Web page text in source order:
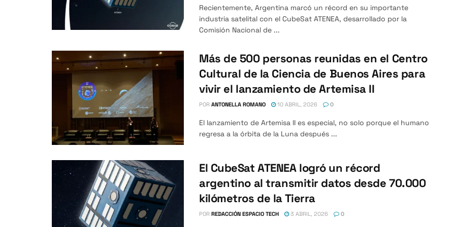
Recientemente, Argentina marcó un récord en su importante
industria satelital con el CubeSat ATENEA, desarrollado por la
Comisión Nacional de ...
Más de 500 personas reunidas en el Centro
Cultural de la Ciencia de Buenos Aires para
vivir el lanzamiento de Artemisa II
POR ANTONELLA ROMANO 10 ABRIL, 2026 0
El lanzamiento de Artemisa II es especial, no solo porque el humano
regresa a la órbita de la Luna después ...
El CubeSat ATENEA logró un récord
argentino al transmitir datos desde 70.000
kilómetros de la Tierra
POR REDACCIÓN ESPACIO TECH 3 ABRIL, 2026 0